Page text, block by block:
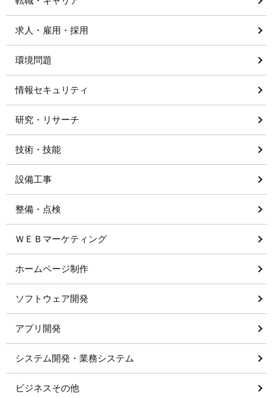
求人・雇用・採用
環境問題
情報セキュリティ
研究・リサーチ
技術・技能
設備工事
整備・点検
ＷＥＢマーケティング
ホームページ制作
ソフトウェア開発
アプリ開発
システム開発・業務システム
ビジネスその他